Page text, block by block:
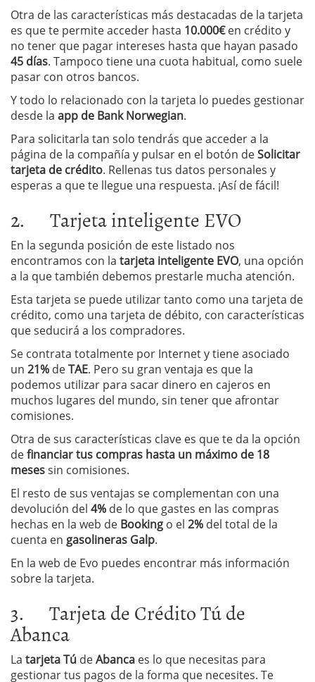
Otra de las características más destacadas de la tarjeta
es que te permite acceder hasta 10.000€en crédito y
no tener que pagar intereses hasta que hayan pasado
45 días. Tampoco tiene una cuota habitual, como suele
pasar con otros bancos.
Y todo lo relacionado con la tarjeta lo puedes gestionar
desde la app de Bank Norwegian.
Para solicitarla tan solo tendrás que acceder a la
página de la compañía y pulsar en el botón deSolicitar
tarjeta de crédito. Rellenas tus datos personales y
esperas a que te llegue una respuesta. ¡Así de fácil!
2. Tarjeta inteligente EVO
En la segunda posición de este listado nos
encontramos con la tarjeta inteligente EVO, una opción
a la que también debemos prestarle mucha atención.
Esta tarjeta se puede utilizar tanto como una tarjeta de
crédito, como una tarjeta de débito, con características
que seducirá a los compradores.
Se contrata totalmente por Internet y tiene asociado
un 21% deTAE. Pero su gran ventaja es que la
podemos utilizar para sacar dinero en cajeros en
muchos lugares del mundo, sin tener que afrontar
comisiones.
Otra de sus características clave es que te da la opción
definanciar tus compras hasta un máximo de 18
mesessin comisiones.
El resto de sus ventajas se complementan con una
devolución del 4% de lo que gastes en las compras
hechas en la web de Booking o el 2% del total de la
cuenta en gasolineras Galp.
En la web de Evo puedes encontrar más información
sobre la tarjeta.
3. Tarjeta de Crédito Tú de
Abanca
La tarjeta Tú deAbanca es lo que necesitas para
gestionar tus pagos de la forma que necesites. Te